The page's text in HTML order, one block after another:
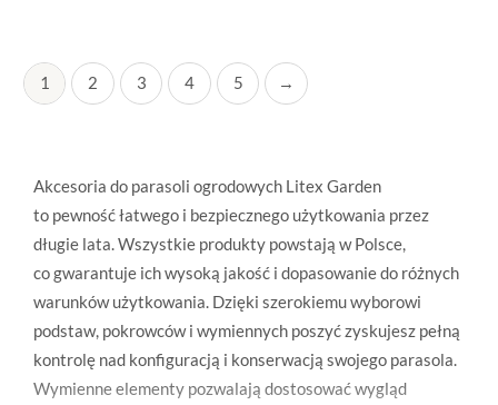
1 2 3 4 5 →
Akcesoria do parasoli ogrodowych Litex Garden
to pewność łatwego i bezpiecznego użytkowania przez
długie lata. Wszystkie produkty powstają w Polsce,
co gwarantuje ich wysoką jakość i dopasowanie do różnych
warunków użytkowania. Dzięki szerokiemu wyborowi
podstaw, pokrowców i wymiennych poszyć zyskujesz pełną
kontrolę nad konfiguracją i konserwacją swojego parasola.
Wymienne elementy pozwalają dostosować wygląd